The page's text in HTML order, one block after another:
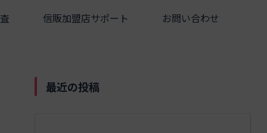
信販加盟店サポート お問い合わせ
最近の投稿